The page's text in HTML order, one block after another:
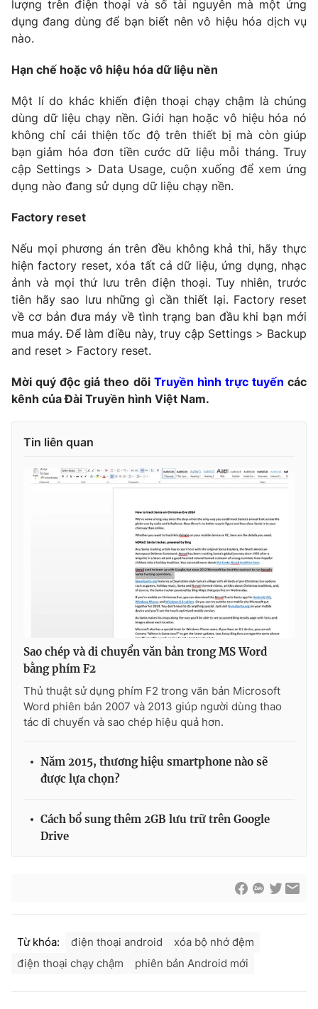
lượng trên điện thoại và số tài nguyên mà một ứng
dụng đang dùng để bạn biết nên vô hiệu hóa dịch vụ
nào.
Hạn chế hoặc vô hiệu hóa dữ liệu nền
Một lí do khác khiến điện thoại chạy chậm là chúng
dùng dữ liệu chạy nền. Giới hạn hoặc vô hiệu hóa nó
không chỉ cải thiện tốc độ trên thiết bị mà còn giúp
bạn giảm hóa đơn tiền cước dữ liệu mỗi tháng. Truy
cập Settings > Data Usage, cuộn xuống để xem ứng
dụng nào đang sử dụng dữ liệu chạy nền.
Factory reset
Nếu mọi phương án trên đều không khả thi, hãy thực
hiện factory reset, xóa tất cả dữ liệu, ứng dụng, nhạc
ảnh và mọi thứ lưu trên điện thoại. Tuy nhiên, trước
tiên hãy sao lưu những gì cần thiết lại. Factory reset
về cơ bản đưa máy về tình trạng ban đầu khi bạn mới
mua máy. Để làm điều này, truy cập Settings > Backup
and reset > Factory reset.
Mời quý độc giả theo dõi Truyền hình trực tuyến các
kênh của Đài Truyền hình Việt Nam.
Tin liên quan
Sao chép và di chuyển văn bản trong MS Word
bằng phím F2
Thủ thuật sử dụng phím F2 trong văn bản Microsoft
Word phiên bản 2007 và 2013 giúp người dùng thao
tác di chuyển và sao chép hiệu quả hơn.
Năm 2015, thương hiệu smartphone nào sẽ
được lựa chọn?
Cách bổ sung thêm 2GB lưu trữ trên Google
Drive
Từ khóa: điện thoại android
xóa bộ nhớ đệm
điện thoại chạy chậm
phiên bản Android mới